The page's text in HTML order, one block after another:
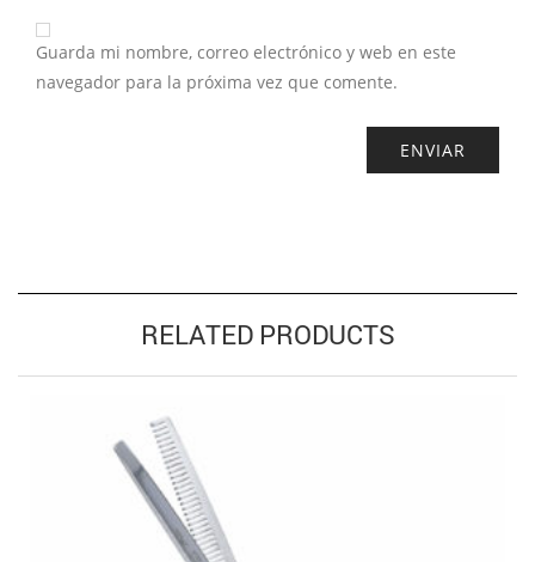
Guarda mi nombre, correo electrónico y web en este
navegador para la próxima vez que comente.
RELATED PRODUCTS